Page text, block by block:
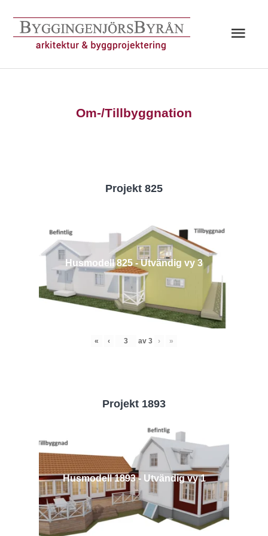
innehåll
Om-/Tillbyggnation
Projekt 825
Husmodell 825 - Utvändig vy 3
« ‹ av 3 › »
Projekt 1893
Husmodell 1893 - Utvändig vy 1